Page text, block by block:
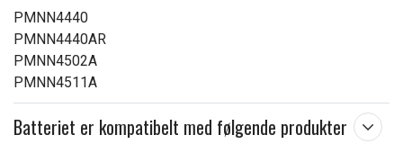
PMNN4502A
Passer til:
Motorola
XiR E8608
PMNN4440
PMNN4440AR
PMNN4502A
PMNN4511A
Batteriet er kompatibelt med følgende produkter